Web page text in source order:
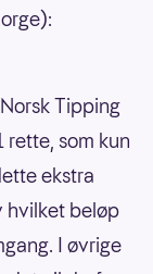
Tipping
som kun
ekstra
hvilket beløp
I øvrige